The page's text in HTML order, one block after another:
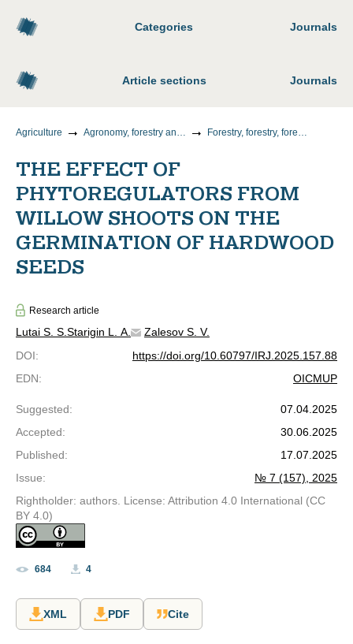
Categories Journals
Article sections Journals
Agriculture Agronomy, forestry and water management Forestry, forestry, forest crops, agroforestry, landscaping, forest pyrology and taxation
THE EFFECT OF
PHYTOREGULATORS FROM
WILLOW SHOOTS ON THE
GERMINATION OF HARDWOOD
SEEDS
Research article
Lutai S. S. Starigin L. A.
Zalesov S. V.
DOI:
https://doi.org/10.60797/IRJ.2025.157.88
EDN: OICMUP
Suggested:
07.04.2025
Accepted:
30.06.2025
Published:
17.07.2025
Issue:
№ 7 (157), 2025
Rightholder: authors. License: Attribution 4.0 International (CC
BY 4.0)
684 4
XML PDF Cite